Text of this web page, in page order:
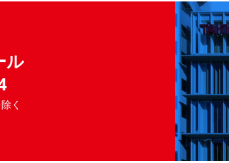
ル
く